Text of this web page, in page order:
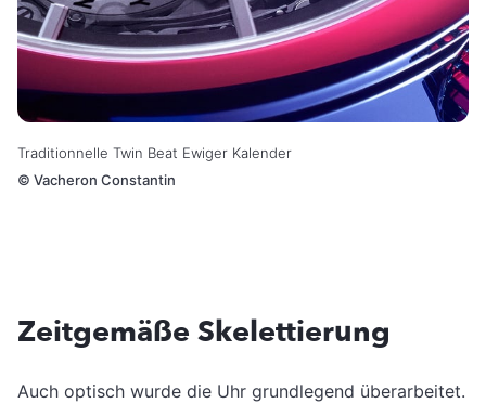
Traditionnelle Twin Beat Ewiger Kalender
© Vacheron Constantin
Zeitgemäße Skelettierung
Auch optisch wurde die Uhr grundlegend überarbeitet.